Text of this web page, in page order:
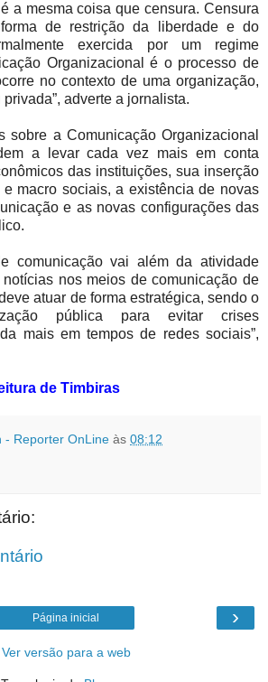
a mesma coisa que censura. Censura
de restrição da liberdade e do
exercida por um regime
Organizacional é o processo de
no contexto de uma organização,
adverte a jornalista.
sobre a Comunicação Organizacional
a levar cada vez mais em conta
das instituições, sua inserção
macro sociais, a existência de novas
e as novas configurações das
comunicação vai além da atividade
nos meios de comunicação de
atuar de forma estratégica, sendo o
pública para evitar crises
mais em tempos de redes sociais”,
de Timbiras
- Reporter OnLine às 08:12
›
Página inicial
Ver versão para a web